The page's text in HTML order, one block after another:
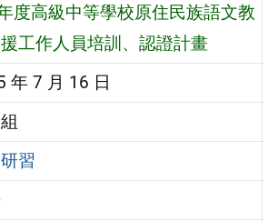
度高級中等學校原住民族語文教
工作人員培訓、認證計畫
年 7 月 16 日
習